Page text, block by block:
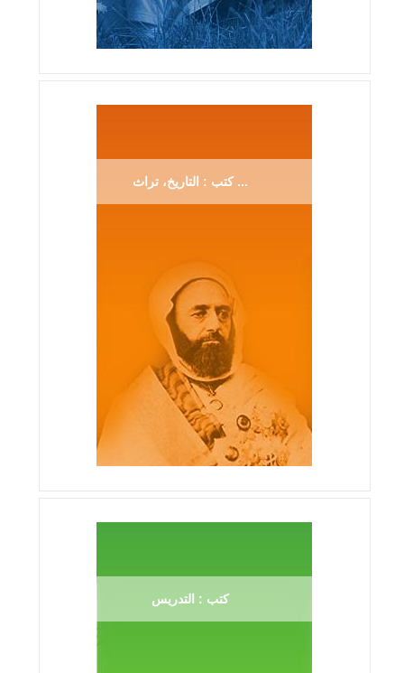
كتب : التاريخ، تراث ...
كتب : التدريس